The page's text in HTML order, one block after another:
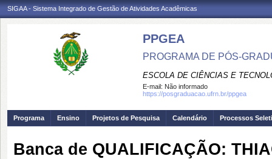
SIGAA - Sistema Integrado de Gestão de Atividades Acadêmicas
PPGEA
PROGRAMA DE PÓS-
ESCOLA DE CIÊNCIAS E
E-mail: Não informado
https://posgraduacao.ufrn.br/ppgea
Programa Ensino Projetos de Pesquisa Calendário Processos
Banca de QUALIFICAÇÃO: